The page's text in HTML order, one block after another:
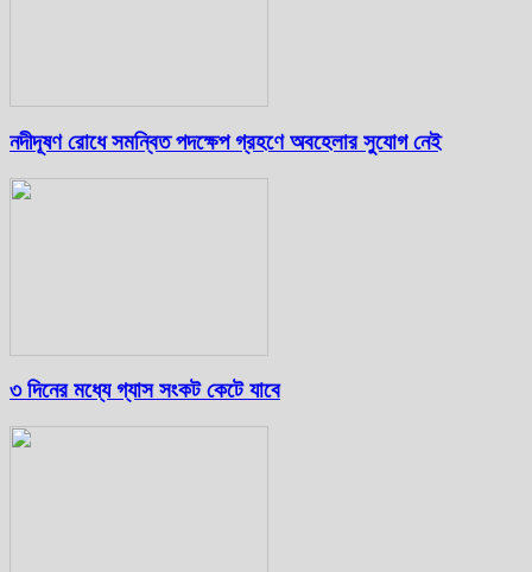
নদীদূষণ রোধে সমন্বিত পদক্ষেপ গ্রহণে অবহেলার সুযোগ নেই
৩ দিনের মধ্যে গ্যাস সংকট কেটে যাবে